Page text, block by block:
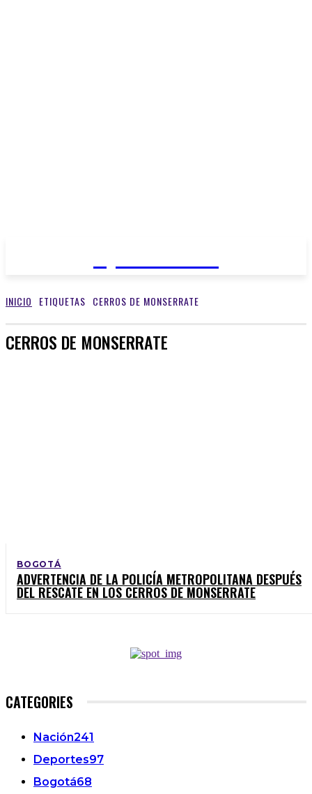
INICIO ETIQUETAS CERROS DE MONSERRATE
CERROS DE MONSERRATE
BOGOTÁ
ADVERTENCIA DE LA POLICÍA METROPOLITANA DESPUÉS
DEL RESCATE EN LOS CERROS DE MONSERRATE
CATEGORIES
Nación241
Deportes97
Bogotá68